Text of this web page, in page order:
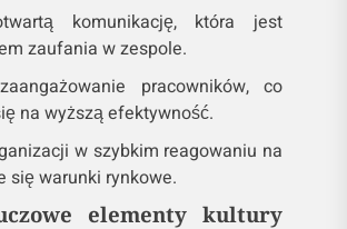
komunikację, która jest
zaufania w zespole.
pracowników, co
na wyższą efektywność.
w szybkim reagowaniu na
się warunki rynkowe.
elementy kultury